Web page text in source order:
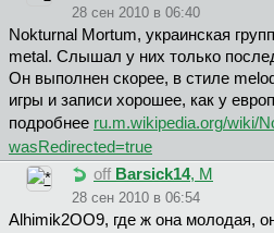
28 сен 2010 в 06:40
Nokturnal Mortum, украинская
metal. Слышал у них только
Он выполнен скорее, в стиле
игры и записи хорошее, как у
подробнее ru.m.wikipedia.org/wiki/
wasRedirected=true
off Barsick14, М
28 сен 2010 в 06:54
Alhimik2OO9, где ж она молодая,